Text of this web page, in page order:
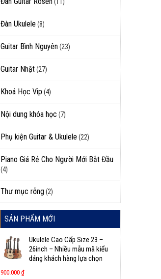
Đàn Ukulele (8)
Guitar Bình Nguyên(23)
Guitar Nhật(27)
Khoá Học Vip (4)
Nội dung khóa học (7)
Phụ kiện Guitar & Ukulele (22)
Piano Giá Rẻ Cho Người Mới Bắt Đầu
(4)
Thư mục rỗng(2)
SẢN PHẨM MỚI
Ukulele Cao Cấp Size 23 –
26inch – Nhiều mẫu mã kiểu
dáng khách hàng lựa chọn
900.000 ₫